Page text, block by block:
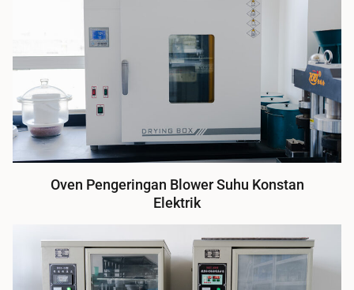
Oven Pengeringan Blower Suhu Konstan
Elektrik